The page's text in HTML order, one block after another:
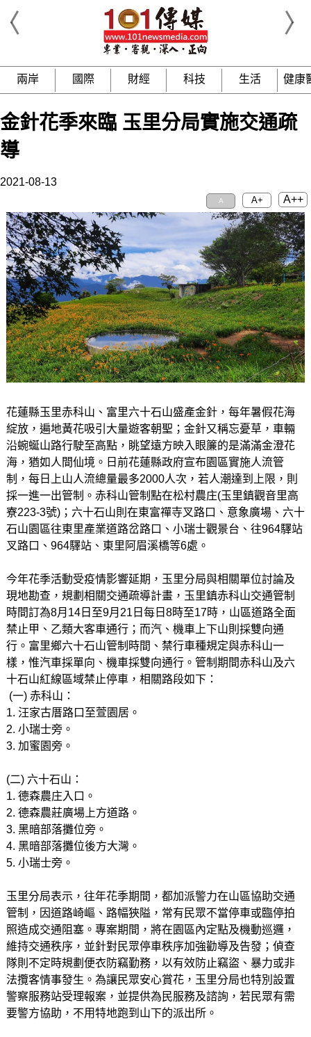
兩岸 國際 財經 科技 生活 健康
金針花季來臨 玉里分局實施交通疏
導
2021-08-13
A A+ A++
花蓮縣玉里赤科山、富里六十石山盛產金針，每年暑假花海
綻放，遍地黃花吸引大量遊客朝聖；金針又稱忘憂草，車輛
沿蜿蜒山路行駛至高點，眺望遠方映入眼簾的是滿滿金澄花
海，猶如人間仙境。日前花蓮縣政府宣布園區實施人流管
制，每日上山人流總量最多2000人次，若人潮達到上限，則
採一進一出管制。赤科山管制點在松村農庄(玉里鎮觀音里高
寮223-3號)；六十石山則在東富禪寺叉路口、意象廣場、六十
石山園區往東里產業道路岔路口、小瑞士觀景台、往964驛站
叉路口、964驛站、東里阿眉溪橋等6處。
今年花季活動受疫情影響延期，玉里分局與相關單位討論及
現地勘查，規劃相關交通疏導計畫，玉里鎮赤科山交通管制
時間訂為8月14日至9月21日每日8時至17時，山區道路全面
禁止甲、乙類大客車通行；而汽、機車上下山則採雙向通
行。富里鄉六十石山管制時間、禁行車種規定與赤科山一
樣，惟汽車採單向、機車採雙向通行。管制期間赤科山及六
十石山紅線區域禁止停車，相關路段如下：
(一) 赤科山：
1. 汪家古厝路口至萱園居。
2. 小瑞士旁。
3. 加蜜園旁。
(二) 六十石山：
1. 德森農庄入口。
2. 德森農莊廣場上方道路。
3. 黑暗部落攤位旁。
4. 黑暗部落攤位後方大灣。
5. 小瑞士旁。
玉里分局表示，往年花季期間，都加派警力在山區協助交通
管制，因道路崎嶇、路幅狹隘，常有民眾不當停車或臨停拍
照造成交通阻塞。專案期間，將在園區內定點及機動巡邏，
維持交通秩序，並針對民眾停車秩序加強勸導及告發；偵查
隊則不定時規劃便衣防竊勤務，以有效防止竊盜、暴力或非
法攬客情事發生。為讓民眾安心賞花，玉里分局也特別設置
警察服務站受理報案，並提供為民服務及諮詢，若民眾有需
要警方協助，不用特地跑到山下的派出所。